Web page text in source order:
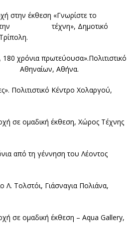
έκθεση «Γνωρίστε το
την τέχνη», Δημοτικό
πρωτεύουσα».Πολιτιστικό
Αθήνα.
Κέντρο Χολαργού,
έκθεση, Χώρος Τέχνης
από τη γέννηση του Λέοντος
Γιάσναγια Πολιάνα,
έκθεση – Aqua Gallery,